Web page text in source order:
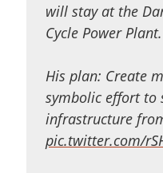
will stay at the
Cycle Power Plant.
His plan: Create
symbolic effort to
infrastructure
pic.twitter.com/